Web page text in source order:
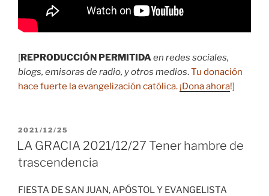
[REPRODUCCIÓN PERMITIDA en redes sociales,
blogs, emisoras de radio, y otros medios.Tu donación
hace fuerte la evangelización católica. ¡Dona ahora!]
PUBLICADO
EL
2021/12/25
LA GRACIA 2021/12/27 Tener hambre de
trascendencia
FIESTA DE SAN JUAN, APÓSTOL Y EVANGELISTA